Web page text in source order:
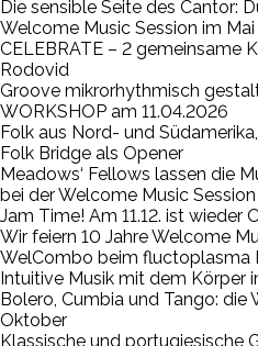
Die sensible Seite des Cantor:
Welcome Music Session im Mai
CELEBRATE – 2 gemeinsame
Rodovid
Groove mikrorhythmisch
WORKSHOP am 11.04.2026
Folk aus Nord- und
Folk Bridge als Opener
Meadows‘ Fellows lassen die
bei der Welcome Music Session
Jam Time! Am 11.12. ist wieder
Wir feiern 10 Jahre Welcome
WelCombo beim fluctoplasma
Intuitive Musik mit dem Körper
Bolero, Cumbia und Tango: die
Oktober
Klassische und portugiesische